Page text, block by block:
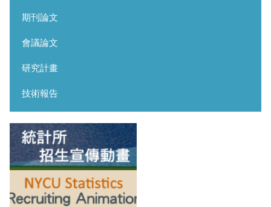
期刊論文
會議論文
研究計畫
技術報告